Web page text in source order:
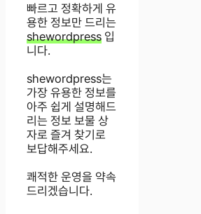
빠르고 정확하게 유
용한 정보만 드리는
shewordpress 입
니다.
shewordpress는
가장 유용한 정보를
아주 쉽게 설명해드
리는 정보 보물 상
자로 즐겨 찾기로
보답해주세요.
쾌적한 운영을 약속
드리겠습니다.